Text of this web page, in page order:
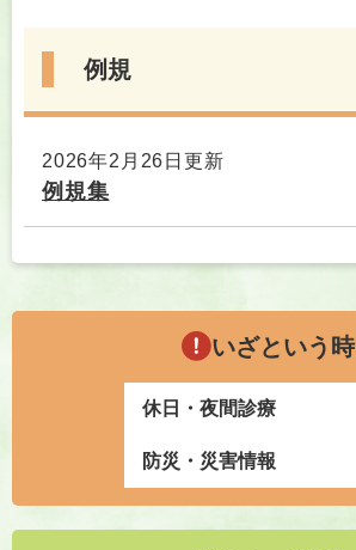
例規
2026年2月26日更新
例規集
いざという時
休日・夜間診療
防災・災害情報